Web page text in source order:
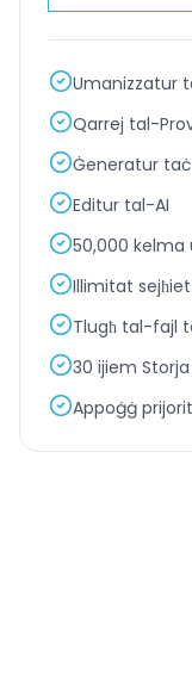
Umanizzatur
Qarrej tal-
Ġeneratur
Editur tal-AI
50,000
Illimitat
Tlugħ tal-fajl
30 ijiem
Appoġġ